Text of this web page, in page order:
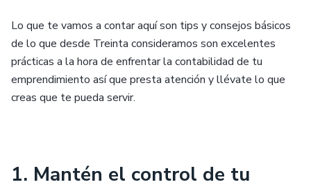
Lo que te vamos a contar aquí son tips y consejos básicos
de lo que desde Treinta consideramos son excelentes
prácticas a la hora de enfrentar la contabilidad de tu
emprendimiento así que presta atención y llévate lo que
creas que te pueda servir.
1. Mantén el control de tu